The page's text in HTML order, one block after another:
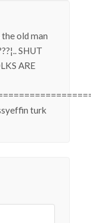
old man
SHUT
ARE
turk